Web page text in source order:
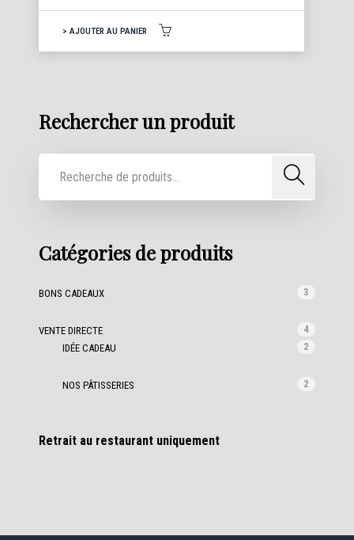
AJOUTER AU PANIER
Rechercher un produit
Catégories de produits
BONS CADEAUX 3
VENTE DIRECTE
4
IDÉE CADEAU
2
NOS PÂTISSERIES 2
Retrait au restaurant uniquement